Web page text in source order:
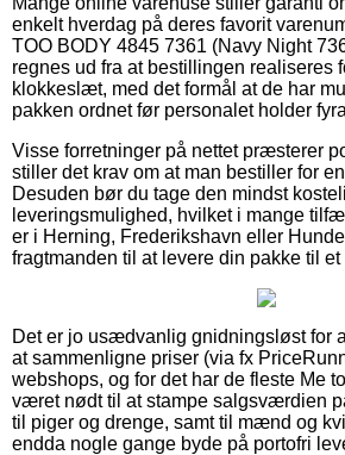
enkelt hverdag på deres favorit
TOO BODY 4845 7361 (Navy Night
regnes ud fra at bestillingen realiseres
klokkeslæt, med det formål at de har
pakken ordnet før personalet holder
Visse forretninger på nettet præsterer
stiller det krav om at man bestiller for
Desuden bør du tage den mindst
leveringsmulighed, hvilket i mange
er i Herning, Frederikshavn eller
fragtmanden til at levere din pakke til
Det er jo usædvanlig gnidningsløst for
at sammenligne priser (via fx
webshops, og for det har de fleste Me
været nødt til at stampe salgsværdien
til piger og drenge, samt til mænd og
endda nogle gange byde på portofri